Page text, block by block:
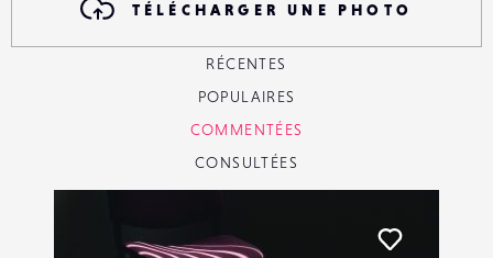
TÉLÉCHARGER UNE PHOTO
RÉCENTES
POPULAIRES
COMMENTÉES
CONSULTÉES